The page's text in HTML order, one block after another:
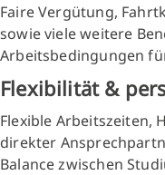
Faire Vergütung,
sowie viele weitere
Arbeitsbedingungen
Flexibilität &
Flexible Arbeitszeiten,
direkter
Balance zwischen